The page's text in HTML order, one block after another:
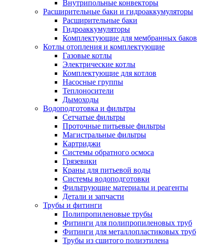
Внутрипольные конвекторы
Расширительные баки и гидроаккумуляторы
Расширительные баки
Гидроаккумуляторы
Комплектующие для мембранных баков
Котлы отопления и комплектующие
Газовые котлы
Электрические котлы
Комплектующие для котлов
Насосные группы
Теплоносители
Дымоходы
Водоподготовка и фильтры
Сетчатые фильтры
Проточные питьевые фильтры
Магистральные фильтры
Картриджи
Системы обратного осмоса
Грязевики
Краны для питьевой воды
Системы водоподготовки
Фильтрующие материалы и реагенты
Детали и запчасти
Трубы и фитинги
Полипропиленовые трубы
Фитинги для полипропиленовых труб
Фитинги для металлопластиковых труб
Трубы из сшитого полиэтилена